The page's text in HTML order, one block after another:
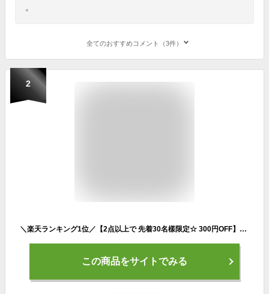
。
全てのおすすめコメント（3件）
2
＼楽天ランキング1位／【2点以上で 先着30名樣限定☆ 300円OFF】長靴 レインブーツ 長靴 ロング 靴 メンズ 雪 おしゃれ 軽量 ミドル丈 歩きやすい 雨靴 ラウンドトゥ ショート 軽量 防水 釣り 作業 履きやすい 幅広 農作業 ガーデニング 長靴 防水靴 滑らない 蒸れにくい
この商品をサイトでみる